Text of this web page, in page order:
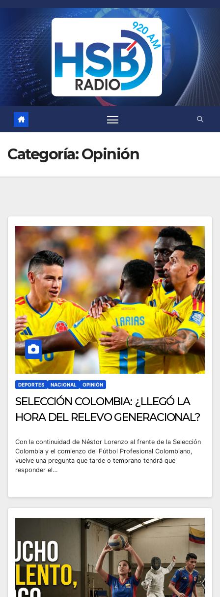
contenido
Categoría:Opinión
DEPORTES NACIONAL OPINIÓN
SELECCIÓN COLOMBIA: ¿LLEGÓ LA
HORA DEL RELEVO GENERACIONAL?
Con la continuidad de Néstor Lorenzo al frente de la Selección
Colombia y el comienzo del Fútbol Profesional Colombiano,
vuelve una pregunta que tarde o temprano tendrá que
responder el…